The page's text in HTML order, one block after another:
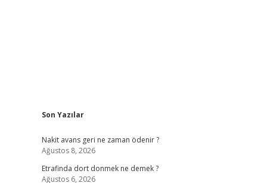
Sidebar
Son Yazılar
Nakit avans geri ne zaman ödenir ?
Ağustos 8, 2026
Etrafinda dort donmek ne demek ?
Ağustos 6, 2026